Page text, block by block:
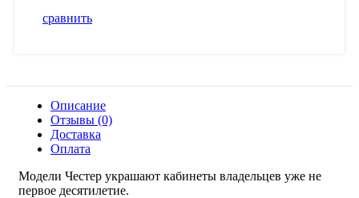
сравнить
Описание
Отзывы (0)
Доставка
Оплата
Модели Честер украшают кабинеты владельцев уже не
первое десятилетие.